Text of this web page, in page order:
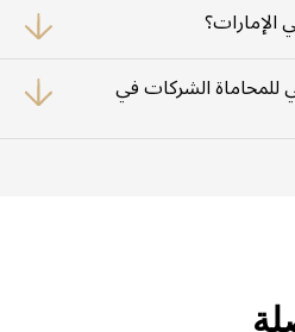
قد تُحل التسويات الودية خلال
أشهر أو أكثر.الشركات في
إدارة المطالبات، ونُمثّل الشركات في